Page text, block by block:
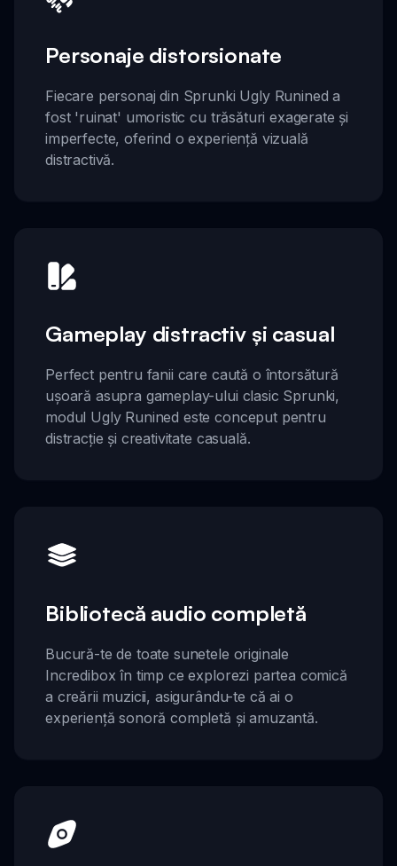
Personaje distorsionate
Fiecare personaj din Sprunki Ugly Runined a
fost 'ruinat' umoristic cu trăsături exagerate și
imperfecte, oferind o experiență vizuală
distractivă.
Gameplay distractiv și casual
Perfect pentru fanii care caută o întorsătură
ușoară asupra gameplay-ului clasic Sprunki,
modul Ugly Runined este conceput pentru
distracție și creativitate casuală.
Bibliotecă audio completă
Bucură-te de toate sunetele originale
Incredibox în timp ce explorezi partea comică
a creării muzicii, asigurându-te că ai o
experiență sonoră completă și amuzantă.